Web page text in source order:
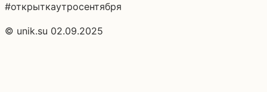
#открыткаутросентября
© unik.su 02.09.2025